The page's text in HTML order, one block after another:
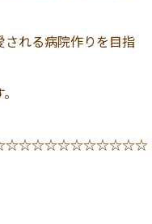
れる病院作りを目指